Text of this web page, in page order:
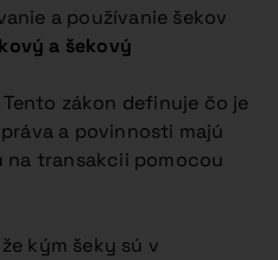
a používanie šekov
a šekový
Tento zákon definuje čo je
a povinnosti majú
na transakcii pomocou
kým šeky sú v